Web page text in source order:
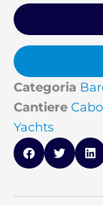
Express
quantità
Categoria
Cantiere
Yachts